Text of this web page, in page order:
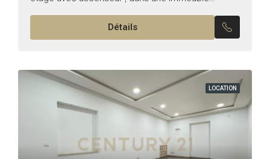
bureautique prés de toutes les commodités.
Superficie :80m² Il...Détails
LOCATION